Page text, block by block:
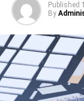
Published
By